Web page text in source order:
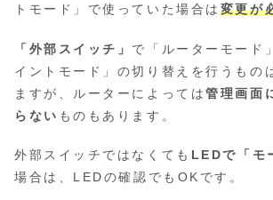
トモード」で使っていた場合は 変更が
「外部スイッチ」 で「ルーターモード
イントモード」の切り替えを行うもの
ますが、ルーターによっては管理画面
らない ものもあります。
外部スイッチではなくても LEDで「モ
場合は、LEDの確認でもOKです。